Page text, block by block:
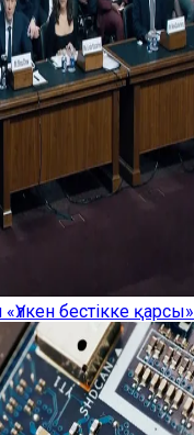
бестікке қарсы»